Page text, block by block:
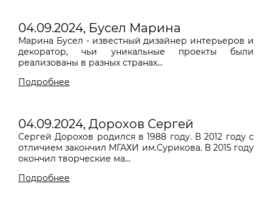
04.09.2024, Бусел Марина
Марина Бусел - известный дизайнер интерьеров и
декоратор, чьи уникальные проекты были
реализованы в разных странах...
Подробнее
04.09.2024, Дорохов Сергей
Сергей Дорохов родился в 1988 году. В 2012 году с
отличием закончил МГАХИ им.Сурикова. В 2015 году
окончил творческие ма...
Подробнее